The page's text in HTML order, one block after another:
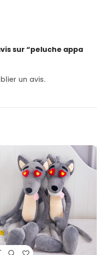
sur “peluche appa
un avis.